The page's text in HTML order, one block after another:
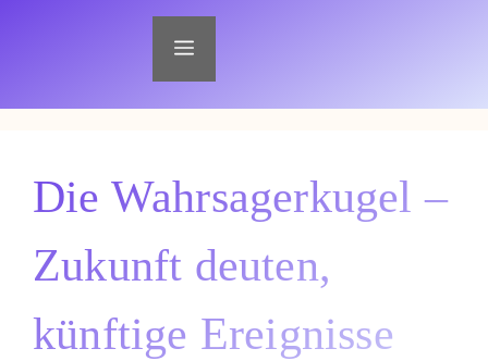
Menü
Die Wahrsagerkugel –
Zukunft deuten,
künftige Ereignisse